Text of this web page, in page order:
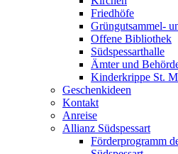
Friedhöfe
Grüngutsammel-
Offene Bibliothek
Südspessarthalle
Ämter und
Kinderkrippe St.
Geschenkideen
Kontakt
Anreise
Allianz Südspessart
Förderprogramm